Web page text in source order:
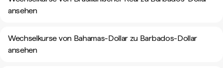
ansehen
Wechselkurse von Bahamas-Dollar zu Barbados-Dollar
ansehen